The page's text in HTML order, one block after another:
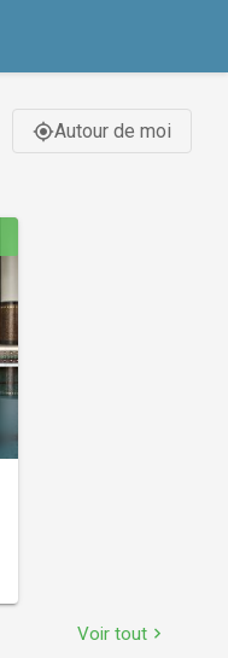
gps_fixedAutour de moi
Voir tout chevron_right